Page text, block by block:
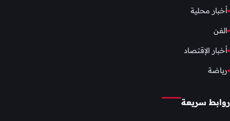
أخبار محلية
الفن
أخبار الإقتصاد
رياضة
روابط سريعة